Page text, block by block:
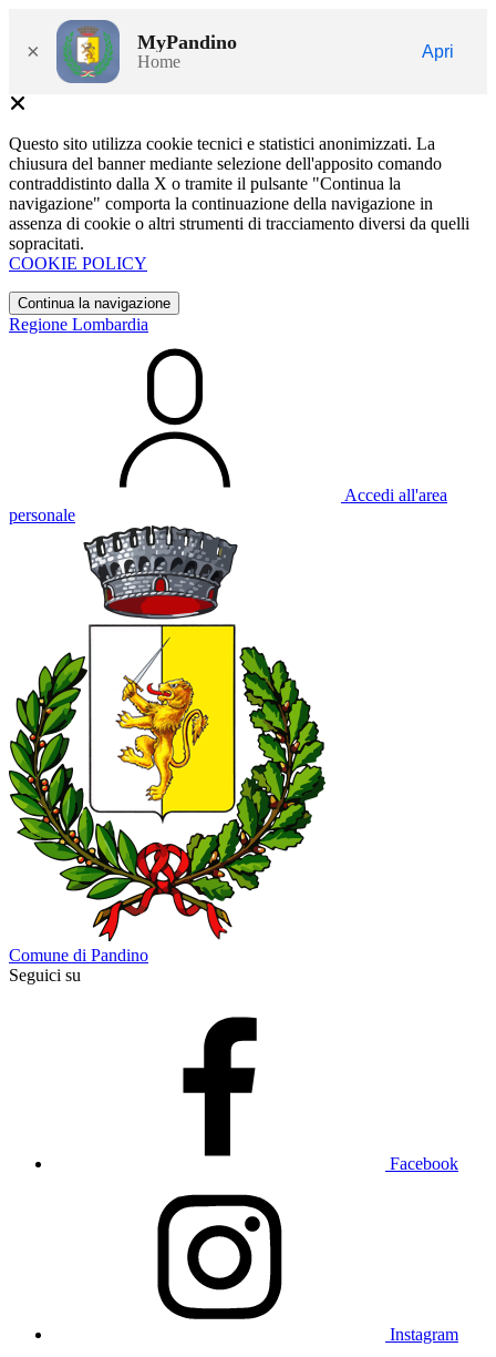
× MyPandino
Home
Apri
Questo sito utilizza cookie tecnici e statistici anonimizzati. La
chiusura del banner mediante selezione dell'apposito comando
contraddistinto dalla X o tramite il pulsante "Continua la
navigazione" comporta la continuazione della navigazione in
assenza di cookie o altri strumenti di tracciamento diversi da quelli
sopracitati.
COOKIE POLICY
Continua la navigazione
Regione Lombardia
Accedi all'area
personale
Comune di Pandino
Seguici su
Facebook
Instagram